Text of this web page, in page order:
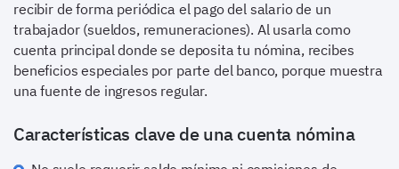
recibir de forma periódica el pago del salario de un
trabajador (sueldos, remuneraciones). Al usarla como
cuenta principal donde se deposita tu nómina, recibes
beneficios especiales por parte del banco, porque muestra
una fuente de ingresos regular.
Características clave de una cuenta nómina